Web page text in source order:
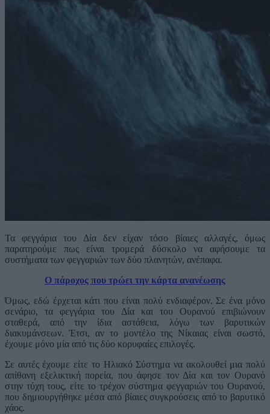
Τα φεγγάρια του Δία δεν είχαν τόσο βίαιες αλλαγές, όμως
παρατηρούμε πως είναι τρομερά δύσκολο να αφήσουμε τα
συστήματα των φεγγαριών των δύο πλανητών, ανέπαφα.
Ο πάροχος που τρώει την κάρτα ανανέωσης
Όμως, εδώ έρχεται κάτι που είναι πολύ ενδιαφέρον. Σε ένα μόνο
σενάριο, τα φεγγάρια του Δία και του Ουρανού επιβιώνουν
σταθερά, από την ίδια αστάθεια, λόγω των βαρυτικών
διακυμάνσεων. Έτσι, αν το μοντέλο της Νίκαιας είναι σωστό,
έχουμε μόνο μία από τις δύο κορυφαίες επιλογές.
Σε αυτές έχουμε είτε το Ηλιακό Σύστημα να ακολουθεί μια πολύ
απίθανη εξελικτική πορεία, που άφησε τον Δία και τον Ουρανό
στην τύχη τους, είτε το τρέχον σύστημα φεγγαριών του Ουρανού,
που δημιουργήθηκε μέσα από βίαιες συγκρούσεις από το βαρυτικό
χάος.